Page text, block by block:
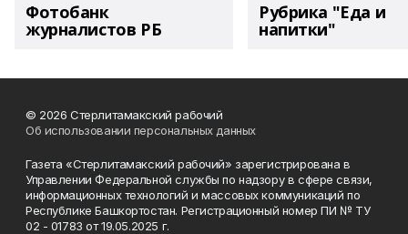
Фотобанк
журналистов РБ
Рубрика "Еда и
напитки"
© 2026 Стерлитамакский рабочий
Об использовании персональных данных
Газета «Стерлитамакский рабочий» зарегистрирована в
Управлении Федеральной службы по надзору в сфере связи,
информационных технологий и массовых коммуникаций по
Республике Башкортостан. Регистрационный номер ПИ № ТУ
02 - 01783 от 19.05.2025 г.